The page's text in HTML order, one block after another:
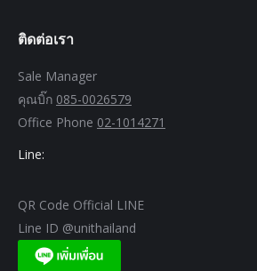
ติดต่อเรา
Sale Manager
คุณบิ๊ก 085-0026579
Office Phone 02-1014271
Line:
QR Code Official LINE
Line ID @unithailand